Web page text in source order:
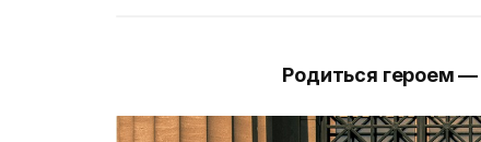
Родиться героем —